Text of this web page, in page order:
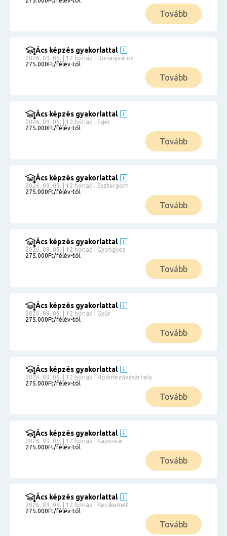
Tovább
Ács képzés gyakorlattal
2026. 09. 05. | 12 hónap | Dunaújváros
275.000Ft/félév-tól
Tovább
Ács képzés gyakorlattal
2026. 09. 05. | 12 hónap | Eger
275.000Ft/félév-tól
Tovább
Ács képzés gyakorlattal
2026. 09. 05. | 12 hónap | Esztergom
275.000Ft/félév-tól
Tovább
Ács képzés gyakorlattal
2026. 09. 05. | 12 hónap | Gyöngyös
275.000Ft/félév-tól
Tovább
Ács képzés gyakorlattal
2026. 09. 05. | 12 hónap | Győr
275.000Ft/félév-tól
Tovább
Ács képzés gyakorlattal
2026. 09. 05. | 12 hónap | Hódmezővásárhely
275.000Ft/félév-tól
Tovább
Ács képzés gyakorlattal
2026. 09. 05. | 12 hónap | Kaposvár
275.000Ft/félév-tól
Tovább
Ács képzés gyakorlattal
2026. 09. 05. | 12 hónap | Kecskemét
275.000Ft/félév-tól
Tovább